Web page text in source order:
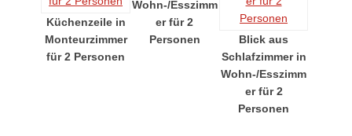
Küchenzeile in
Monteurzimmer
für 2 Personen
Wohn-/Esszimm
er für 2
Personen
Blick aus
Schlafzimmer in
Wohn-/Esszimm
er für 2
Personen